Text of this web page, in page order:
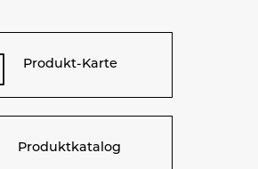
Produkt-Karte
Produktkatalog